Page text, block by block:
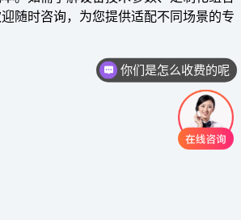
随时咨询，为您提供适配不同场景的专
你们是怎么收费的呢